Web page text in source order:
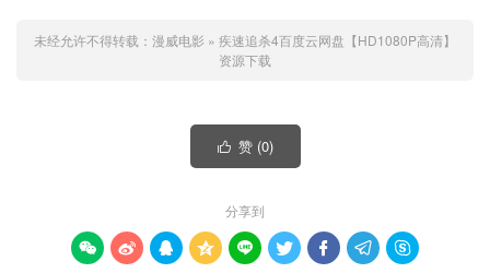
未经允许不得转载： 漫威电影 » 疾速追杀4百度云网盘【HD1080P高清】
资源下载
 赞 (0)
分享到
        